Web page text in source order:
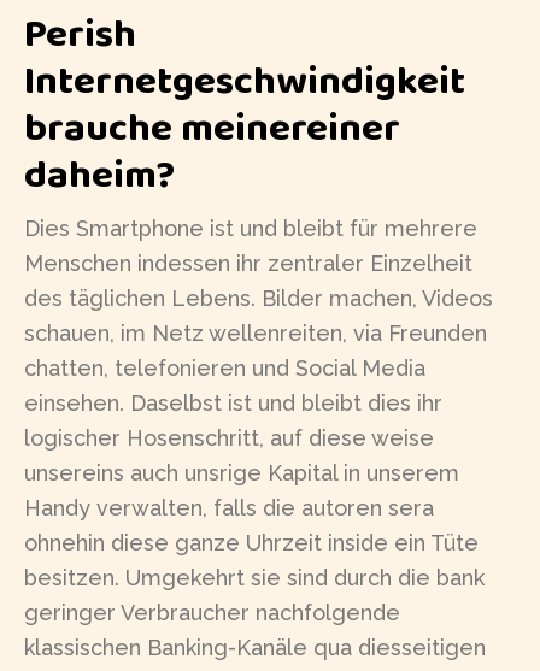
Perish
Internetgeschwindigkeit
brauche meinereiner
daheim?
Dies Smartphone ist und bleibt für mehrere
Menschen indessen ihr zentraler Einzelheit
des täglichen Lebens. Bilder machen, Videos
schauen, im Netz wellenreiten, via Freunden
chatten, telefonieren und Social Media
einsehen. Daselbst ist und bleibt dies ihr
logischer Hosenschritt, auf diese weise
unsereins auch unsrige Kapital in unserem
Handy verwalten, falls die autoren sera
ohnehin diese ganze Uhrzeit inside ein Tüte
besitzen. Umgekehrt sie sind durch die bank
geringer Verbraucher nachfolgende
klassischen Banking-Kanäle qua diesseitigen